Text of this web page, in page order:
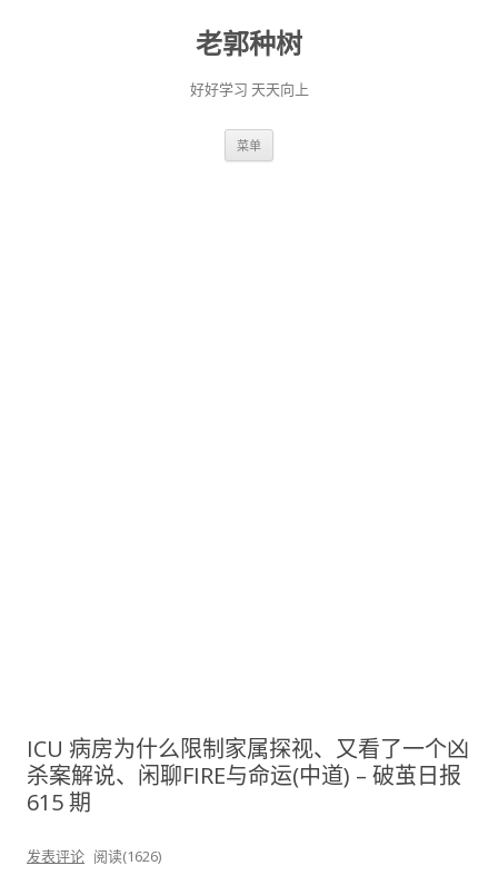
老郭种树
好好学习 天天向上
菜单
ICU 病房为什么限制家属探视、又看了一个凶
杀案解说、闲聊FIRE与命运(中道) – 破茧日报
615 期
发表评论 阅读(1626)